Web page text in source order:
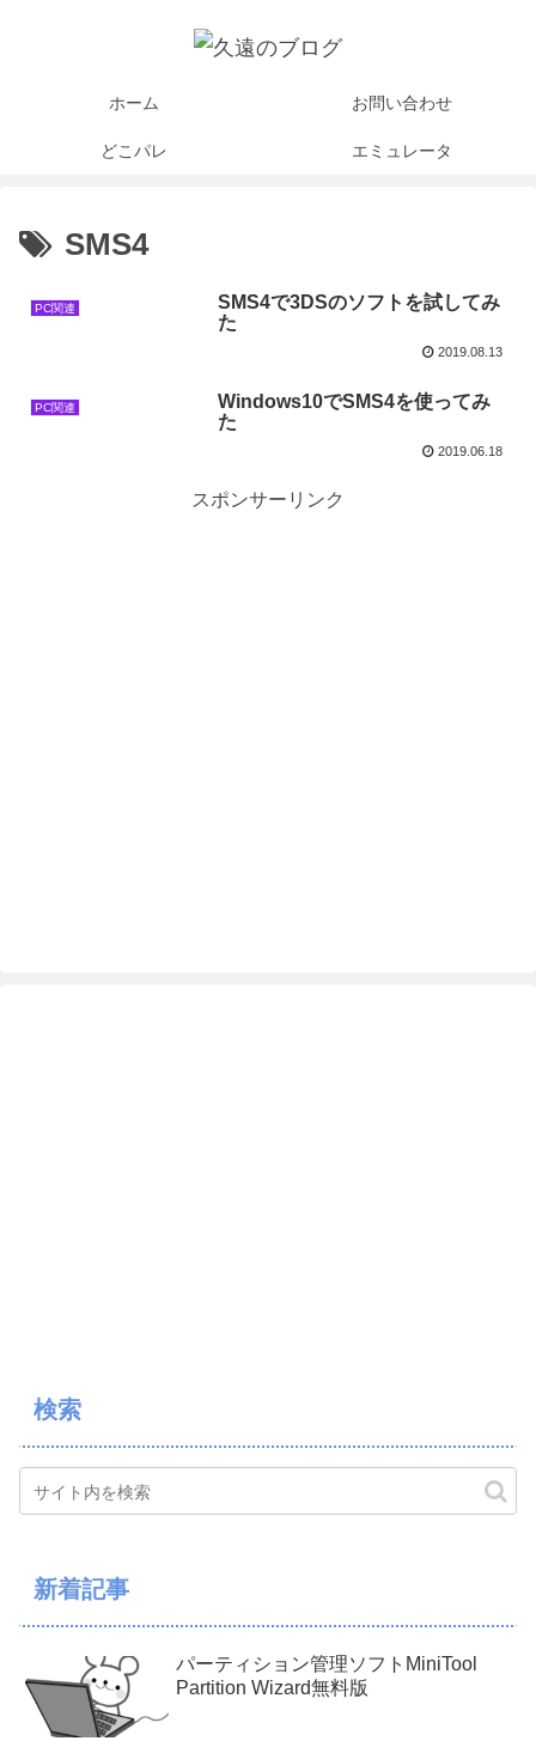
ホーム お問い合わせ
どこパレ エミュレータ
SMS4
PC関連
SMS4で3DSのソフトを試してみ
た
2019.08.13
PC関連
Windows10でSMS4を使ってみ
た
2019.06.18
スポンサーリンク
検索
新着記事
パーティション管理ソフトMiniTool
Partition Wizard無料版